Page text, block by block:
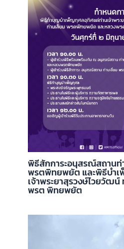
พิธีสักการะอนุสรณ์สถานท่
พรตพิทยพยัต และพิธีบำ
เจ้าพระยาสุรวงษ์ไวยวัฒน์
พรต พิทยพยัต